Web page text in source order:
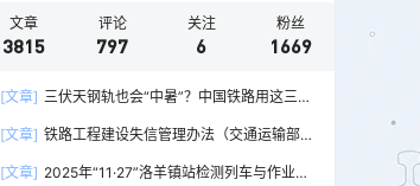
文章
3815
评论
797
关注
6
粉丝
1669
[文章] 三伏天钢轨也会“中暑”？中国铁路用这三招
[文章] 铁路工程建设失信管理办法（交通运输部
[文章] 2025年“11·27”洛羊镇站检测列车与作业人